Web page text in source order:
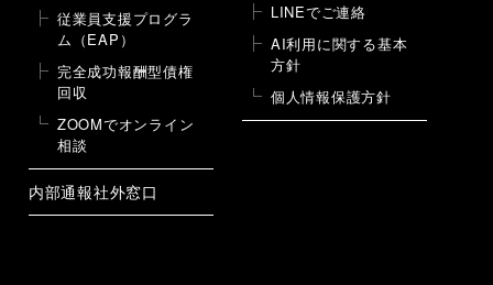
従業員支援プログラ
ム（EAP）
完全成功報酬型債権
回収
ZOOMでオンライン
相談
内部通報社外窓口
LINEでご連絡
AI利用に関する基本
方針
個人情報保護方針